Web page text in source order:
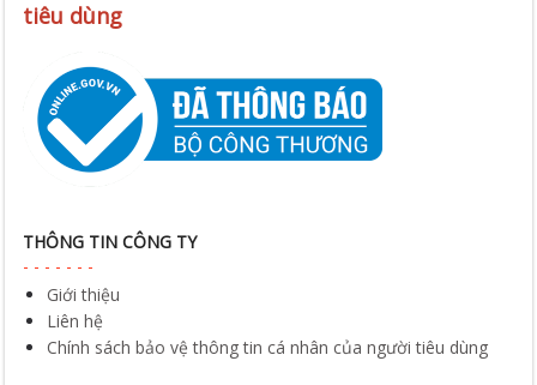
tiêu dùng
THÔNG TIN CÔNG TY
Giới thiệu
Liên hệ
Chính sách bảo vệ thông tin cá nhân của người tiêu dùng